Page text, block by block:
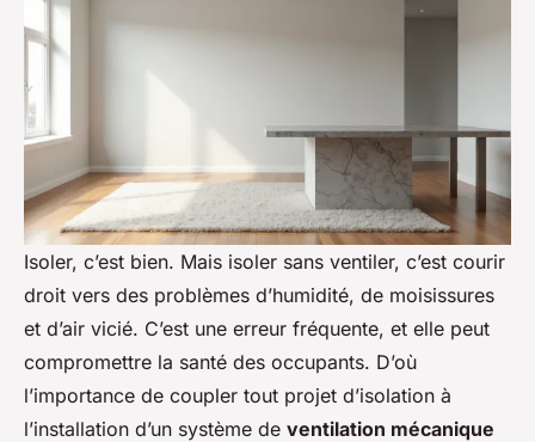
Isoler, c’est bien. Mais isoler sans ventiler, c’est courir
droit vers des problèmes d’humidité, de moisissures
et d’air vicié. C’est une erreur fréquente, et elle peut
compromettre la santé des occupants. D’où
l’importance de coupler tout projet d’isolation à
l’installation d’un système de ventilation mécanique